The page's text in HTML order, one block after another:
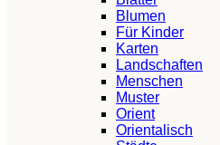
Blumen
Für Kinder
Karten
Landschaften
Menschen
Muster
Orient
Orientalisch